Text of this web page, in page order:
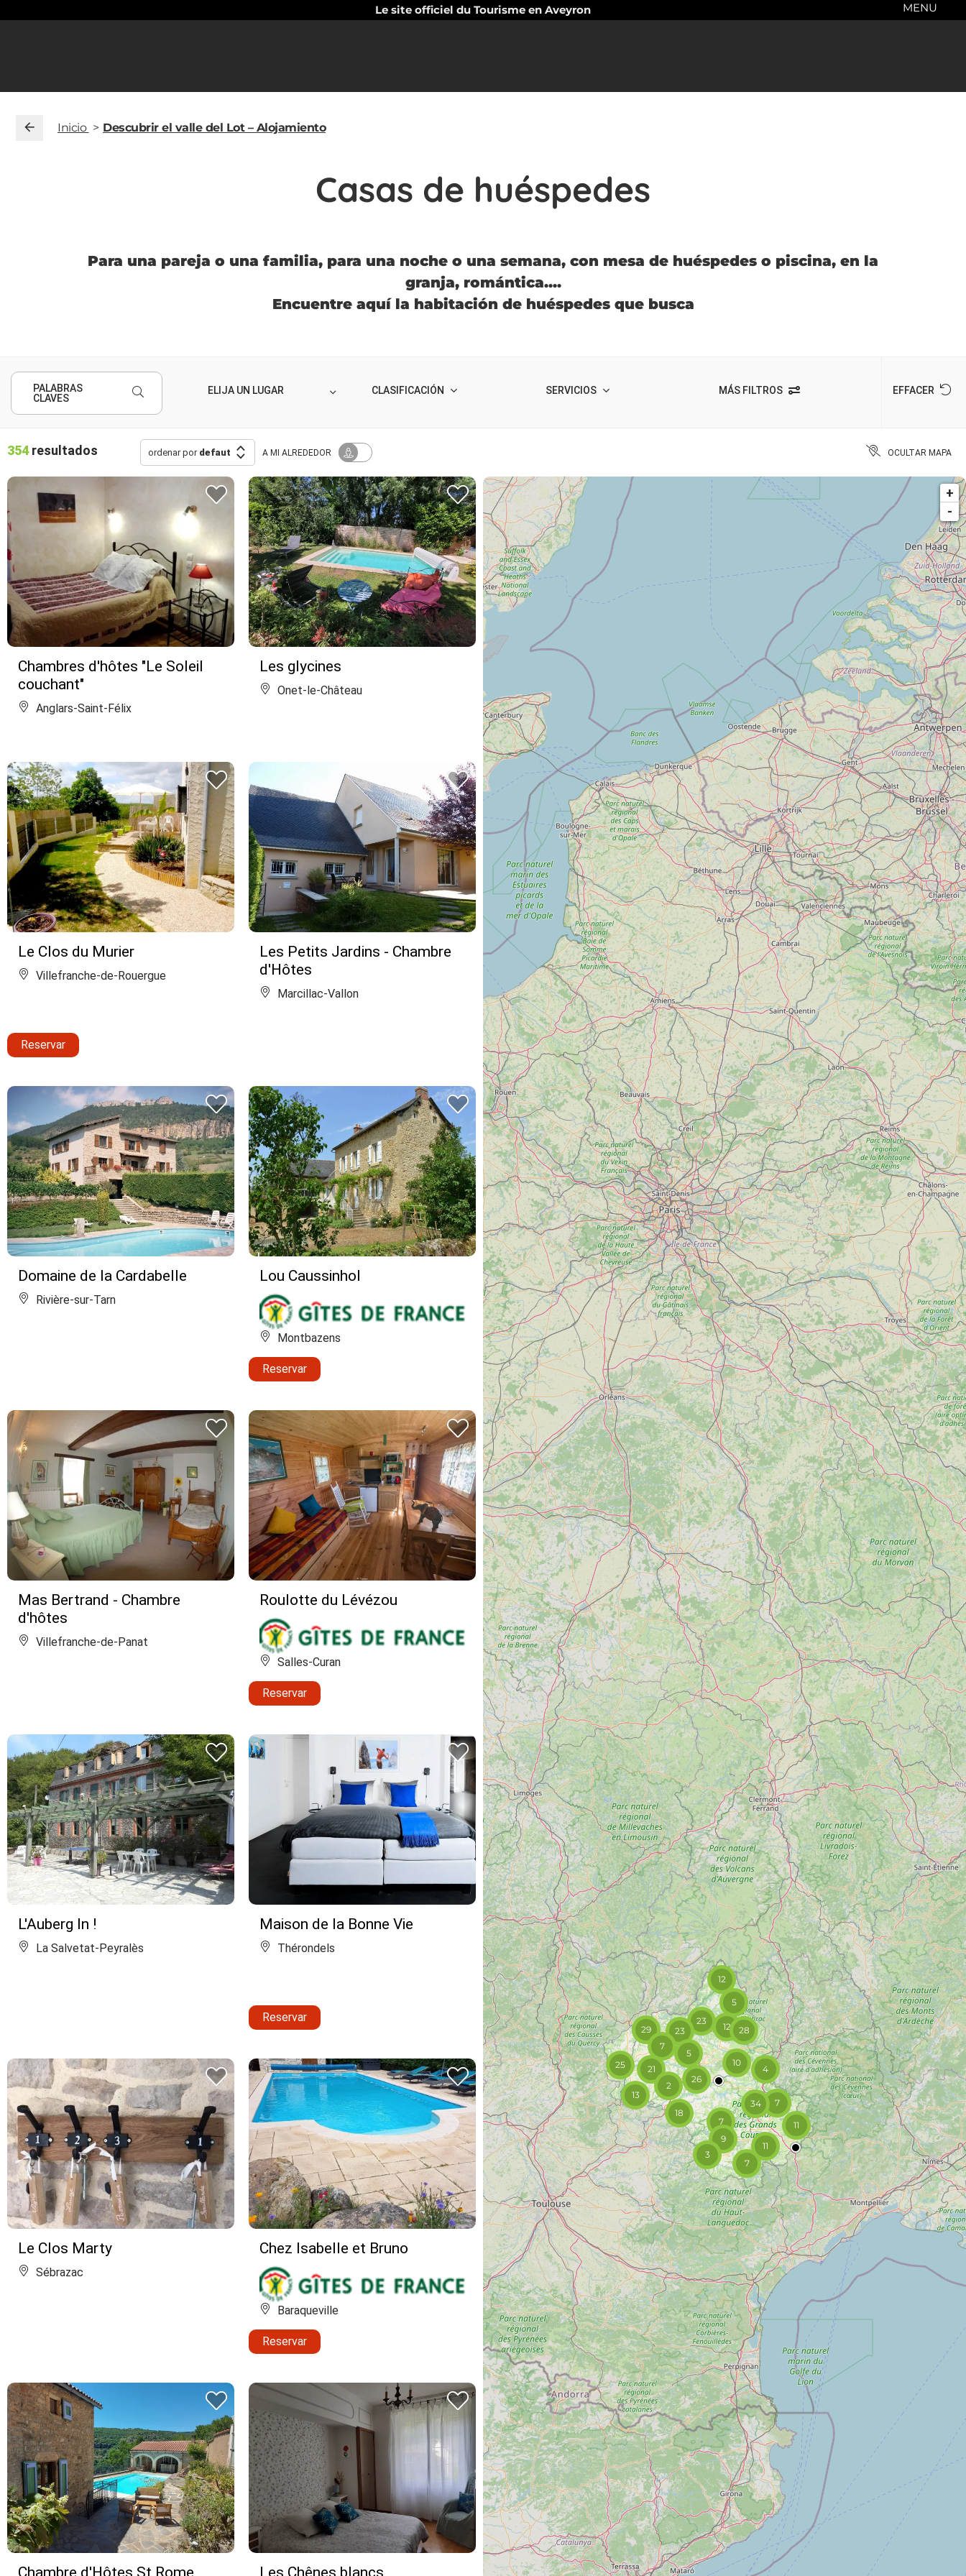
Le site officiel du Tourisme en Aveyron MENU
Inicio Descubrir el valle del Lot – Alojamiento
Casas de huéspedes
Para una pareja o una familia, para una noche o una semana, con mesa de huéspedes o piscina, en la
granja, romántica....
Encuentre aquí la habitación de huéspedes que busca
PALABRAS
CLAVES
CLASIFICACIÓN SERVICIOS MÁS FILTROS EFFACER
354resultados ordenar por defaut A MI ALREDEDOR OCULTAR MAPA
Chambres d'hôtes "Le Soleil
couchant"
Anglars-Saint-Félix
Les glycines
Onet-le-Château
Le Clos du Murier
Villefranche-de-Rouergue
Reservar
Les Petits Jardins - Chambre
d'Hôtes
Marcillac-Vallon
Domaine de la Cardabelle
Rivière-sur-Tarn
Lou Caussinhol
Montbazens
Reservar
Mas Bertrand - Chambre
d'hôtes
Villefranche-de-Panat
Roulotte du Lévézou
Salles-Curan
Reservar
L'Auberg In !
La Salvetat-Peyralès
Maison de la Bonne Vie
Thérondels
Reservar
Le Clos Marty
Sébrazac
Chez Isabelle et Bruno
Baraqueville
Reservar
Chambre d'Hôtes St Rome Les Chênes blancs
5
13
2
7
11
29
21
9
7
4
10
7
3
5
34
11
25
23
28
7
23 12
12
26
18
+
-